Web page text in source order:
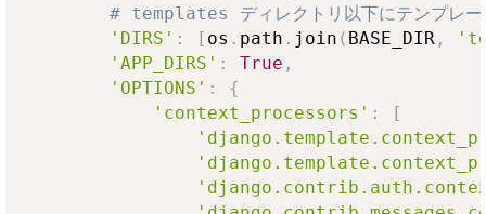
# templates ディレクトリ以下にテンプレー
'DIRS' : [ os . path . join ( BASE_DIR,
'APP_DIRS' : True ,
'OPTIONS' :
{
'context_processors' :
[